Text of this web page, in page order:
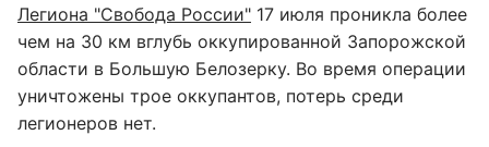
Легиона "Свобода России" 17 июля проникла более
чем на 30 км вглубь оккупированной Запорожской
области в Большую Белозерку. Во время операции
уничтожены трое оккупантов, потерь среди
легионеров нет.